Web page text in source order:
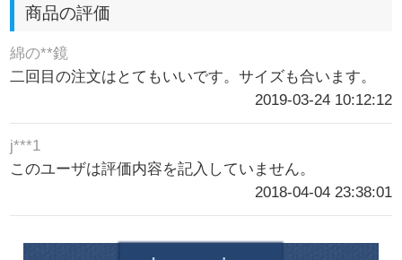
商品の評価
綿の**鏡
二回目の注文はとてもいいです。サイズも合います。
2019-03-24 10:12:12
j***1
このユーザは評価内容を記入していません。
2018-04-04 23:38:01